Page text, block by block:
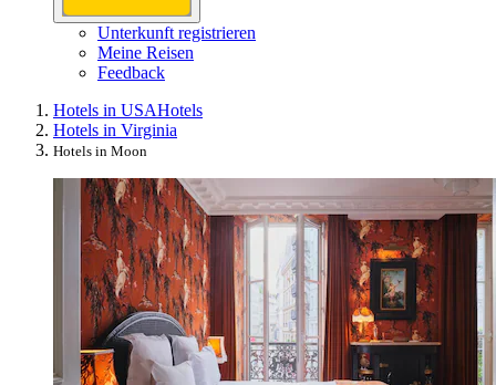
Unterkunft registrieren
Meine Reisen
Feedback
Hotels in USAHotels
Hotels in Virginia
Hotels in Moon